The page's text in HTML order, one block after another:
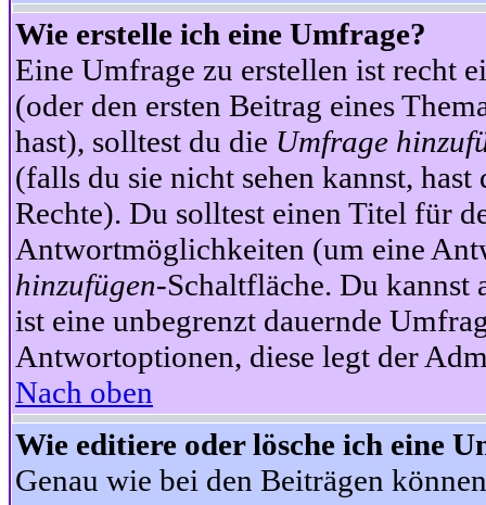
Wie erstelle ich eine Umfrage?
Eine Umfrage zu erstellen ist recht
(oder den ersten Beitrag eines
hast), solltest du die Umfrage
(falls du sie nicht sehen kannst,
Rechte). Du solltest einen Titel für
Antwortmöglichkeiten (um eine
hinzufügen-Schaltfläche. Du
ist eine unbegrenzt dauernde
Antwortoptionen, diese legt der
Nach oben
Wie editiere oder lösche ich eine
Genau wie bei den Beiträgen